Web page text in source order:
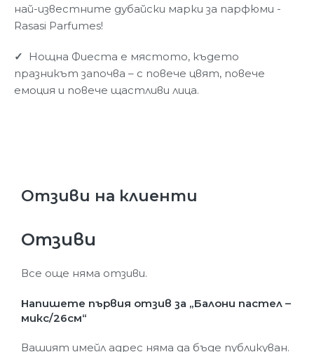
най-известните дубайски марки за парфюми -
Rasasi Parfumes!
✓
Нощна Фиеста е мястото, където
празникът започва – с повече цвят, повече
емоция и повече щастливи лица.
Отзиви на клиенти
Отзиви
Все още няма отзиви.
Напишете първия отзив за „Балони пастел –
микс/26см“
Вашият имейл адрес няма да бъде публикуван.